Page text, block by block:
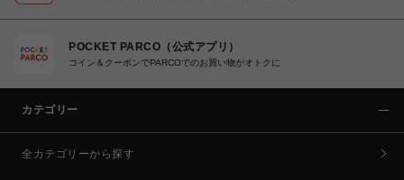
POCKET PARCO（公式アプリ）
コイン＆クーポンでPARCOでのお買い物がオトクに
カテゴリー
全カテゴリーから探す